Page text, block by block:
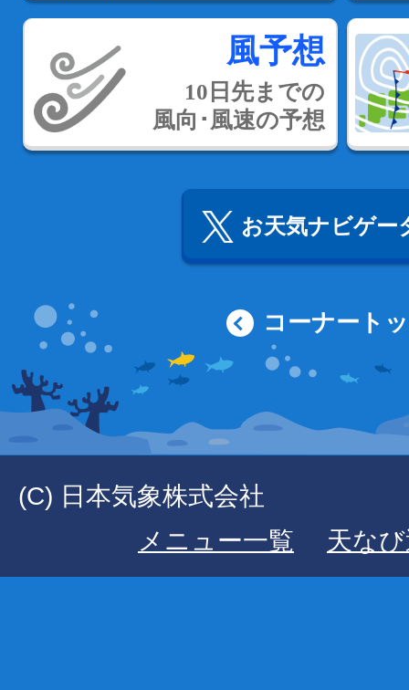
風予想
10日先までの
風向･風速の予想
お天気ナビゲー
コーナート
(C) 日本気象株式会社
メニュー一覧
天な